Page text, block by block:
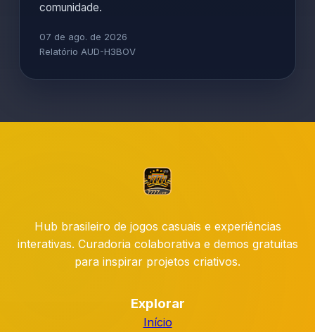
comunidade.
07 de ago. de 2026
Relatório AUD-H3BOV
Hub brasileiro de jogos casuais e experiências
interativas. Curadoria colaborativa e demos gratuitas
para inspirar projetos criativos.
Explorar
Início